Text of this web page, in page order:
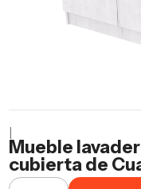
Mueble
cubierta de